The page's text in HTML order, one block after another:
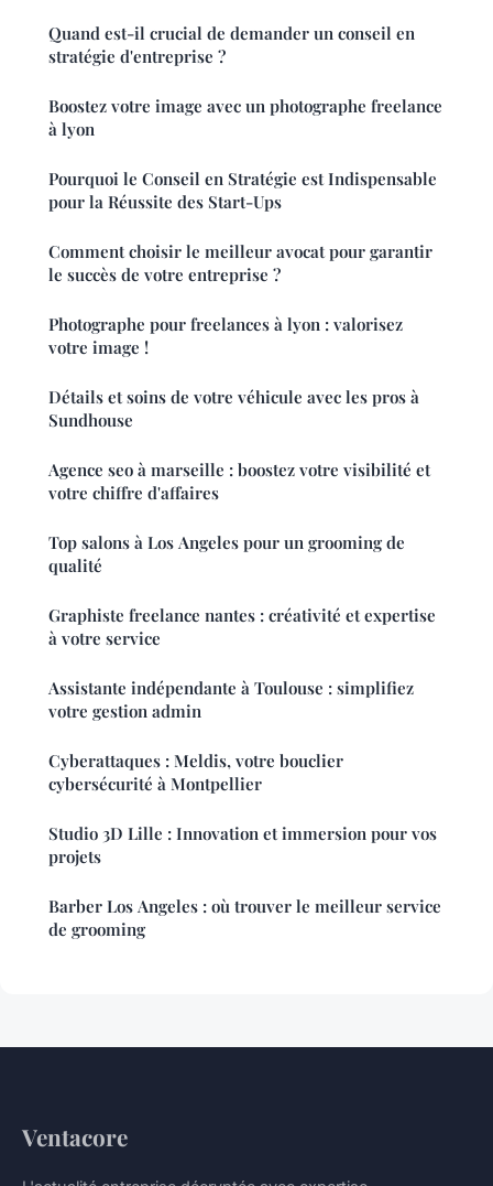
Quand est-il crucial de demander un conseil en
stratégie d'entreprise ?
Boostez votre image avec un photographe freelance
à lyon
Pourquoi le Conseil en Stratégie est Indispensable
pour la Réussite des Start-Ups
Comment choisir le meilleur avocat pour garantir
le succès de votre entreprise ?
Photographe pour freelances à lyon : valorisez
votre image !
Détails et soins de votre véhicule avec les pros à
Sundhouse
Agence seo à marseille : boostez votre visibilité et
votre chiffre d'affaires
Top salons à Los Angeles pour un grooming de
qualité
Graphiste freelance nantes : créativité et expertise
à votre service
Assistante indépendante à Toulouse : simplifiez
votre gestion admin
Cyberattaques : Meldis, votre bouclier
cybersécurité à Montpellier
Studio 3D Lille : Innovation et immersion pour vos
projets
Barber Los Angeles : où trouver le meilleur service
de grooming
Ventacore